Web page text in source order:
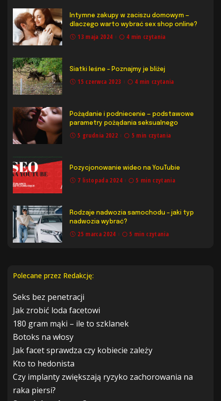
Intymne zakupy w zaciszu domowym —
dlaczego warto wybrać sex shop online?
13 maja 2024 4 min czytania
Siatki leśne – Poznajmy je bliżej
15 czerwca 2023 4 min czytania
Pożądanie i podniecenie — podstawowe
parametry pożądania seksualnego
5 grudnia 2022 5 min czytania
Pozycjonowanie wideo na YouTubie
7 listopada 2024 5 min czytania
Rodzaje nadwozia samochodu – jaki typ
nadwozia wybrać?
25 marca 2024 5 min czytania
Polecane przez Redakcję:
Seks bez penetracji
Jak zrobić loda facetowi
180 gram mąki – ile to szklanek
Botoks na włosy
Jak facet sprawdza czy kobiecie zależy
Kto to hedonista
Czy implanty zwiększają ryzyko zachorowania na
raka piersi?